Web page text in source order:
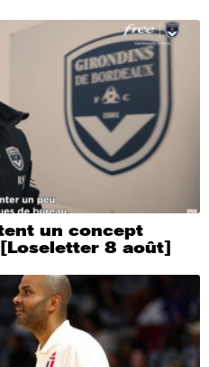
un concept
8 août]